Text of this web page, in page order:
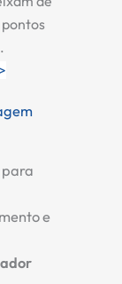
para
e